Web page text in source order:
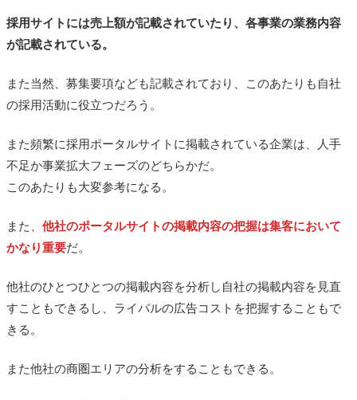
採用サイトには売上額が記載されていたり、各事業の業務内容
が記載されている。
また当然、募集要項なども記載されており、このあたりも自社
の採用活動に役立つだろう。
また頻繁に採用ポータルサイトに掲載されている企業は、人手
不足か事業拡大フェーズのどちらかだ。
このあたりも大変参考になる。
また、 他社のポータルサイトの掲載内容の把握は集客において
かなり重要だ。
他社のひとつひとつの掲載内容を分析し自社の掲載内容を見直
すこともできるし、ライバルの広告コストを把握することもで
きる。
また他社の商圏エリアの分析をすることもできる。